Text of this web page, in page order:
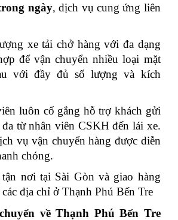
ngày, dịch vụ cung ứng liên
xe tải chở hàng với đa dạng
để vận chuyển nhiều loại mặt
với đầy đủ số lượng và kích
luôn cố gắng hỗ trợ khách gửi
từ nhân viên CSKH đến lái xe.
vụ vận chuyển hàng được diễn
chóng.
nơi tại Sài Gòn và giao hàng
địa chỉ ở Thạnh Phú Bến Tre
về Thạnh Phú Bến Tre